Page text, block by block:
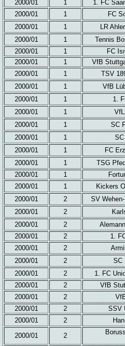
2000/01
1
1. FC
2000/01
1
FC
2000/01
1
LR
2000/01
1
Tennis
2000/01
1
FC
2000/01
1
VfB
2000/01
1
TSV
2000/01
1
VfB
2000/01
1
1.
2000/01
1
2000/01
1
SC
2000/01
1
2000/01
1
FC
2000/01
1
TSG
2000/01
1
2000/01
1
Kickers
2000/01
2
SV
2000/01
2
2000/01
2
2000/01
2
1.
2000/01
2
2000/01
2
SC
2000/01
2
1. FC
2000/01
2
VfB
2000/01
2
2000/01
2
SSV
2000/01
2
2000/01
2